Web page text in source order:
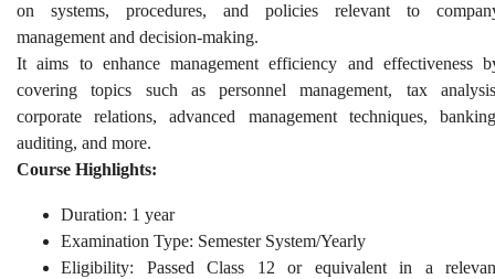
on systems, procedures, and policies relevant to
management and decision-making.
It aims to enhance management efficiency and effectiveness
covering topics such as personnel management, tax
corporate relations, advanced management techniques,
auditing, and more.
Course Highlights:
Duration: 1 year
Examination Type: Semester System/Yearly
Eligibility: Passed Class 12 or equivalent in a